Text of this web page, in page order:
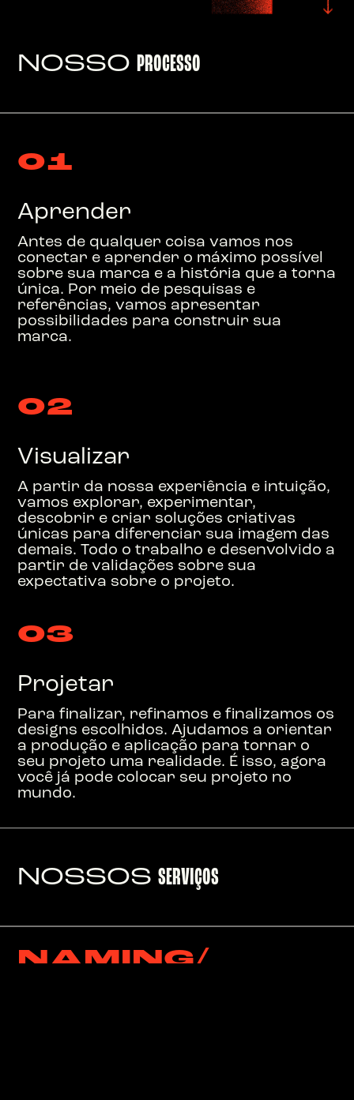
NOSSOPROCESSO
01
Aprender
Antes de qualquer coisa vamos nos
conectar e aprender o máximo possível
sobre sua marca e a história que a torna
única. Por meio de pesquisas e
referências, vamos apresentar
possibilidades para construir sua
marca.
02
Visualizar
A partir da nossa experiência e intuição,
vamos explorar, experimentar,
descobrir e criar soluções criativas
únicas para diferenciar sua imagem das
demais. Todo o trabalho e desenvolvido a
partir de validações sobre sua
expectativa sobre o projeto.
03
Projetar
Para finalizar, refinamos e finalizamos os
designs escolhidos. Ajudamos a orientar
a produção e aplicação para tornar o
seu projeto uma realidade. É isso, agora
você já pode colocar seu projeto no
mundo.
NOSSOSSERVIÇOS
NAMING/